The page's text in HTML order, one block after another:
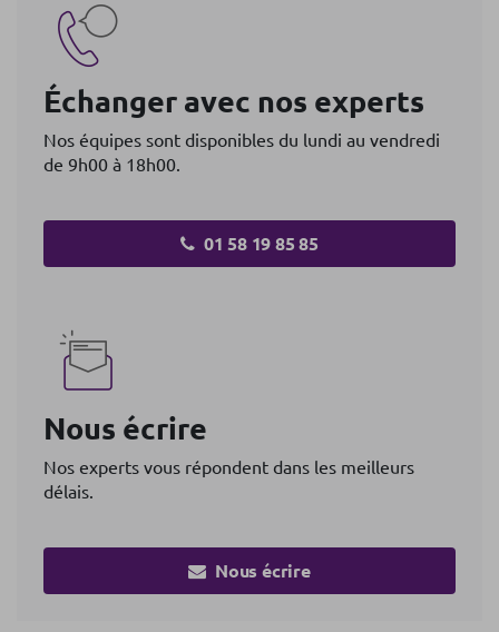
Échanger avec nos experts
Nos équipes sont disponibles du lundi au vendredi
de 9h00 à 18h00.
01 58 19 85 85
Nous écrire
Nos experts vous répondent dans les meilleurs
délais.
Nous écrire